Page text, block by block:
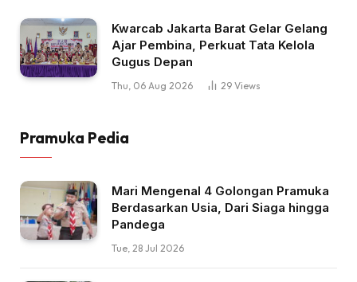
Kwarcab Jakarta Barat Gelar Gelang
Ajar Pembina, Perkuat Tata Kelola
Gugus Depan
Thu, 06 Aug 2026 29 Views
Pramuka Pedia
Mari Mengenal 4 Golongan Pramuka
Berdasarkan Usia, Dari Siaga hingga
Pandega
Tue, 28 Jul 2026